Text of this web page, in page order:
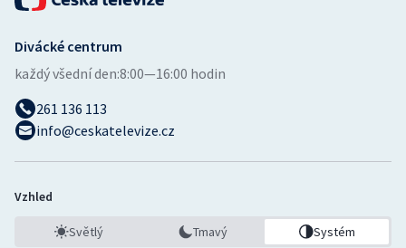
Divácké centrum
každý všední den:8:00—16:00 hodin
261 136 113
info@ceskatelevize.cz
Vzhled
Světlý Tmavý Systém